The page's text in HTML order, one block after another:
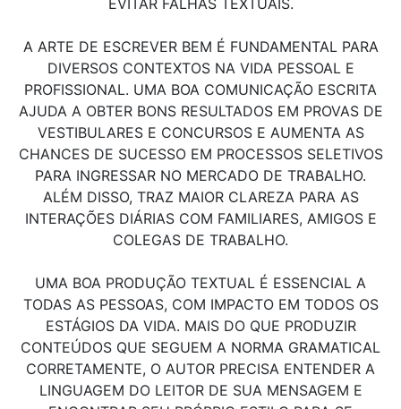
EVITAR FALHAS TEXTUAIS.
A ARTE DE ESCREVER BEM É FUNDAMENTAL PARA
DIVERSOS CONTEXTOS NA VIDA PESSOAL E
PROFISSIONAL. UMA BOA COMUNICAÇÃO ESCRITA
AJUDA A OBTER BONS RESULTADOS EM PROVAS DE
VESTIBULARES E CONCURSOS E AUMENTA AS
CHANCES DE SUCESSO EM PROCESSOS SELETIVOS
PARA INGRESSAR NO MERCADO DE TRABALHO.
ALÉM DISSO, TRAZ MAIOR CLAREZA PARA AS
INTERAÇÕES DIÁRIAS COM FAMILIARES, AMIGOS E
COLEGAS DE TRABALHO.
UMA BOA PRODUÇÃO TEXTUAL É ESSENCIAL A
TODAS AS PESSOAS, COM IMPACTO EM TODOS OS
ESTÁGIOS DA VIDA. MAIS DO QUE PRODUZIR
CONTEÚDOS QUE SEGUEM A NORMA GRAMATICAL
CORRETAMENTE, O AUTOR PRECISA ENTENDER A
LINGUAGEM DO LEITOR DE SUA MENSAGEM E